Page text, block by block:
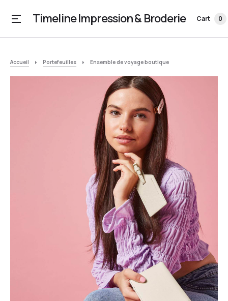
Timeline Impression & Broderie Cart 0
Accueil Portefeuilles Ensemble de voyage boutique